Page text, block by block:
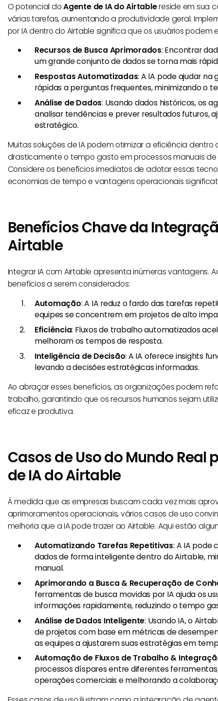
O potencial doAgente de IA do Airtablereside em sua
várias tarefas, aumentando a produtividade geral.
por IA dentro do Airtable significa que os usuários podem
Recursos de Busca Aprimorados: Encontrar
um grande conjunto de dados se torna mais
Respostas Automatizadas: A IA pode ajudar
rápidas a perguntas frequentes, minimizando o
Análise de Dados: Usando dados históricos, os
analisar tendências e prever resultados futuros,
estratégico.
Muitas soluções de IA podem otimizar a eficiência dentro
drasticamente o tempo gasto em processos manuais
Considere os benefícios imediatos de adotar essas
economias de tempo e vantagens operacionais
Benefícios Chave da
Airtable
Integrar IA com Airtable apresenta inúmeras vantagens.
benefícios a serem considerados:
Automação: A IA reduz o fardo das tarefas
equipes se concentrem em projetos de alto
Eficiência: Fluxos de trabalho automatizados
melhoram os tempos de resposta.
Inteligência de Decisão: A IA oferece insights
levando a decisões estratégicas informadas.
Ao abraçar esses benefícios, as organizações podem
trabalho, garantindo que os recursos humanos sejam
eficaz e produtiva.
Casos de Uso do Mundo Real
de IA do Airtable
À medida que as empresas buscam cada vez mais
aprimoramentos operacionais, vários casos de uso
melhoria que a IA pode trazer ao Airtable. Aqui estão
Automatizando Tarefas Repetitivas: A IA pode
dados de forma inteligente dentro do Airtable,
manual.
Aprimorando a Busca & Recuperação de
ferramentas de busca movidas por IA ajuda os
informações rapidamente, reduzindo o tempo
Análise de Dados Inteligente: Usando IA, o
de projetos com base em métricas de
as equipes a ajustarem suas estratégias em
Automação de Fluxos de Trabalho &
processos díspares entre diferentes
operações comerciais e melhorando a